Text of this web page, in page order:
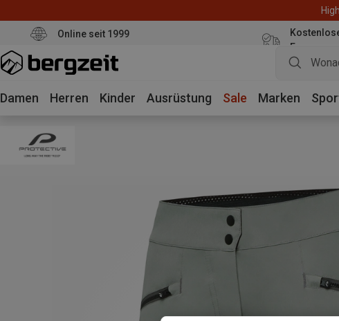
Online seit 1999
Euro
Damen Herren Kinder Ausrüstung Sale Marken